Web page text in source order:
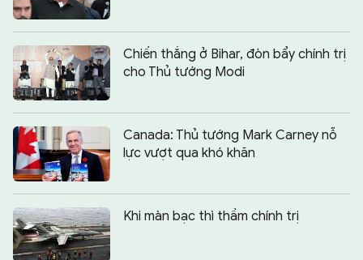
Chiến thắng ở Bihar, đòn bẩy chính trị
cho Thủ tướng Modi
Canada: Thủ tướng Mark Carney nỗ
lực vượt qua khó khăn
Khi màn bạc thì thầm chính trị